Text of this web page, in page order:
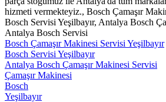
hizmeti vermekteyiz., Bosch Çamaşır
Bosch Servisi Yeşilbayır, Antalya Bosch
Antalya Bosch Servisi
Bosch Çamaşır Makinesi Servisi Yeşilbayır
Bosch Servisi Yeşilbayır
Antalya Bosch Çamaşır Makinesi Servisi
Çamaşır Makinesi
Bosch
Yeşilbayır